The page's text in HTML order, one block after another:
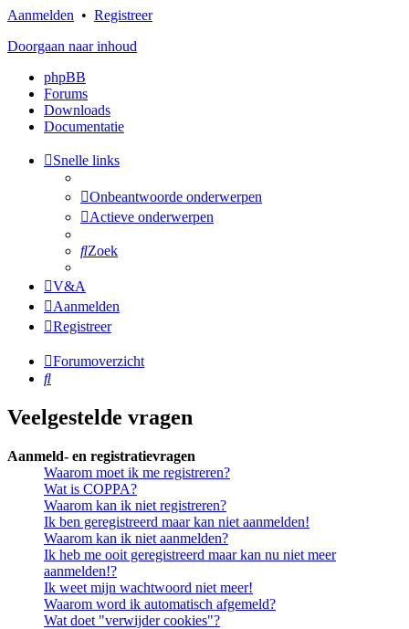
Aanmelden • Registreer
Doorgaan naar inhoud
phpBB
Forums
Downloads
Documentatie
Snelle links
Onbeantwoorde onderwerpen
Actieve onderwerpen
Zoek
V&A
Aanmelden
Registreer
Forumoverzicht
Zoek
Veelgestelde vragen
Aanmeld- en registratievragen
Waarom moet ik me registreren?
Wat is COPPA?
Waarom kan ik niet registreren?
Ik ben geregistreerd maar kan niet aanmelden!
Waarom kan ik niet aanmelden?
Ik heb me ooit geregistreerd maar kan nu niet meer
aanmelden!?
Ik weet mijn wachtwoord niet meer!
Waarom word ik automatisch afgemeld?
Wat doet "verwijder cookies"?